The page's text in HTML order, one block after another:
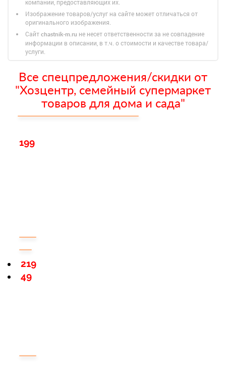
компании, предоставляющих их.
Изображение товаров/услуг на сайте может отличаться от
оригинального изображения.
Сайт chastnik-m.ru не несет ответственности за не совпадение
информации в описании, в т.ч. о стоимости и качестве товара/
услуги.
Все спецпредложения/скидки от
"Хозцентр, семейный супермаркет
товаров для дома и сада"
199
49
219